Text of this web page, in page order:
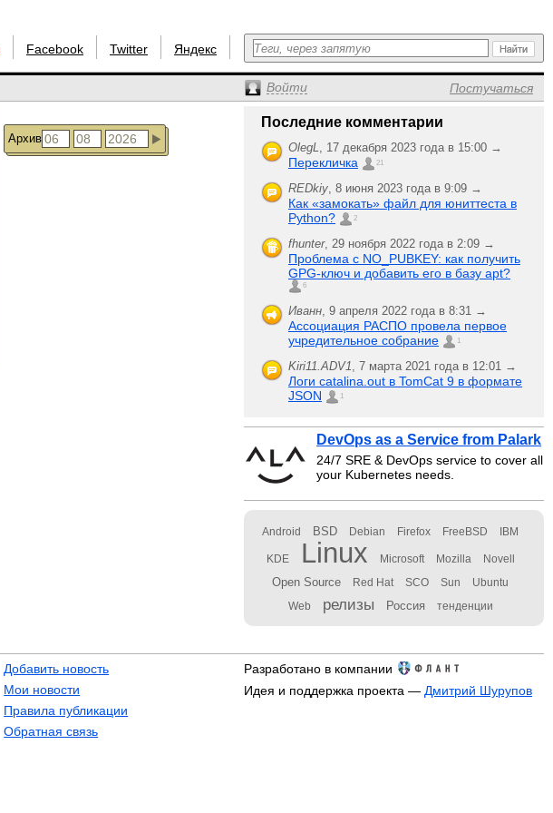
Facebook Twitter Яндекс
Войти Постучаться
Архив
Последние комментарии
OlegL, 17 декабря 2023 года в 15:00 →
Перекличка 21
REDkiy, 8 июня 2023 года в 9:09 →
Как «замокать» файл для юниттеста в
Python?
2
fhunter, 29 ноября 2022 года в 2:09 →
Проблема с NO_PUBKEY: как получить
GPG-ключ и добавить его в базу apt?
6
Иванн, 9 апреля 2022 года в 8:31 →
Ассоциация РАСПО провела первое
учредительное собрание
1
Kiri11.ADV1, 7 марта 2021 года в 12:01 →
Логи catalina.out в TomCat 9 в формате
JSON
1
DevOps as a Service from Palark
24/7 SRE & DevOps service to cover all
your Kubernetes needs.
Android BSD Debian Firefox FreeBSD IBM
KDE Linux Microsoft Mozilla Novell
Open Source Red Hat SCO Sun Ubuntu
Web релизы Россия тенденции
Добавить новость
Мои новости
Правила публикации
Обратная связь
Разработано в компании
Идея и поддержка проекта — Дмитрий Шурупов